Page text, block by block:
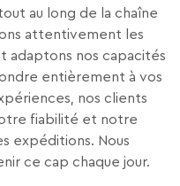
au long de la chaîne
attentivement les
adaptons nos capacités
entièrement à vos
nos clients
fiabilité et notre
expéditions. Nous
ce cap chaque jour.